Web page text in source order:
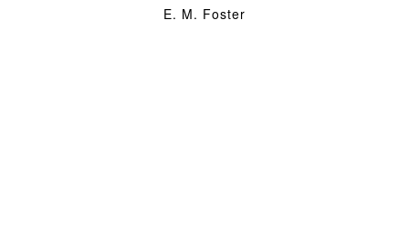
E. M. Foster